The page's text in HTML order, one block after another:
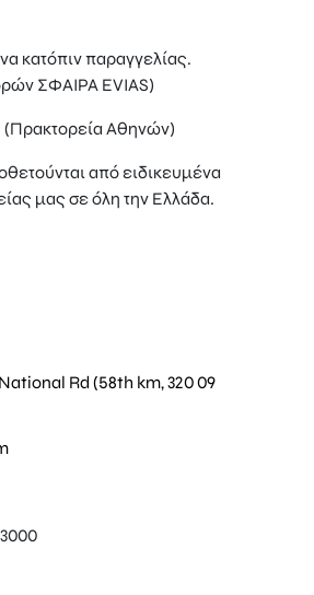
κατόπιν παραγγελίας.
ΣΦΑΙΡΑ EVIAS)
Αθηνών)
από ειδικευμένα
μας σε όλη την Ελλάδα.
Rd (58th km, 320 09